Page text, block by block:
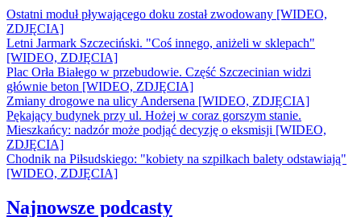
Ostatni moduł pływającego doku został zwodowany [WIDEO,
ZDJĘCIA]
Letni Jarmark Szczeciński. "Coś innego, aniżeli w sklepach"
[WIDEO, ZDJĘCIA]
Plac Orła Białego w przebudowie. Część Szczecinian widzi
głównie beton [WIDEO, ZDJĘCIA]
Zmiany drogowe na ulicy Andersena [WIDEO, ZDJĘCIA]
Pękający budynek przy ul. Hożej w coraz gorszym stanie.
Mieszkańcy: nadzór może podjąć decyzję o eksmisji [WIDEO,
ZDJĘCIA]
Chodnik na Piłsudskiego: "kobiety na szpilkach balety odstawiają"
[WIDEO, ZDJĘCIA]
Najnowsze podcasty